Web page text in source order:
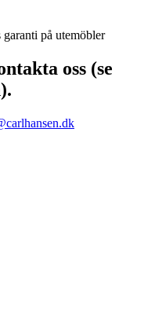
på utemöbler
oss (se